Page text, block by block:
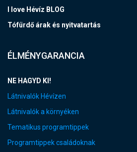
I love Hévíz BLOG
Tófürdő árak és nyitvatartás
ÉLMÉNYGARANCIA
NE HAGYD KI!
Látnivalók Hévízen
Látnivalók a környéken
Tematikus programtippek
Programtippek családoknak